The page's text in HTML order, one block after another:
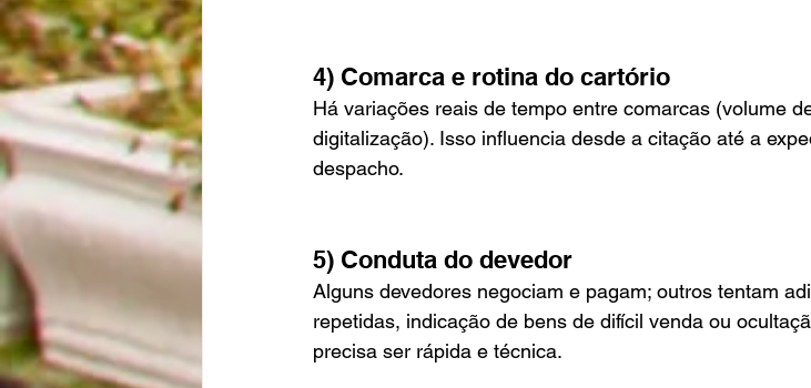
4) Comarca e rotina do cartório
Há variações reais de tempo entre comarcas (volume
digitalização). Isso influencia desde a citação até a
despacho.
5) Conduta do devedor
Alguns devedores negociam e pagam; outros tentam
repetidas, indicação de bens de difícil venda ou
precisa ser rápida e técnica.